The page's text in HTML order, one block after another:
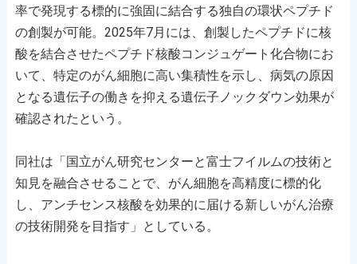
率で発現する標的に強固に結合する独自の環状ペプチド
の創製が可能。2025年7月には、創製したペプチドに核
酸を結合させたペプチド核酸コンジュゲート化合物にお
いて、特定のがん細胞に高い集積性を示し、病気の原因
となる遺伝子の働きを抑える遺伝子ノックダウン効果が
確認されたという。
同社は「国立がん研究センターと富士フイルムの技術と
知見を融合させることで、がん細胞を高精度に標的化
し、アンチセンス核酸を効果的に届ける新しいがん治療
の技術開発を目指す」としている。